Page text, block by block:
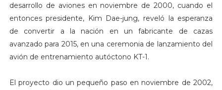
desarrollo de aviones en noviembre de 2000, cuando el
entonces presidente, Kim Dae-jung, reveló la esperanza
de convertir a la nación en un fabricante de cazas
avanzado para 2015, en una ceremonia de lanzamiento del
avión de entrenamiento autóctono KT-1.
El proyecto dio un pequeño paso en noviembre de 2002,